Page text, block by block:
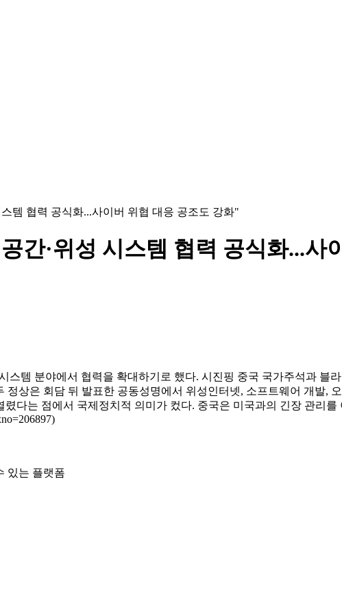
템 협력 공식화...사이버 위협 대응 공조도 강화"
간·위성 시스템 협력 공식화...
스템 분야에서 협력을 확대하기로 했다. 시진핑 중국 국가주석과 블
상은 회담 뒤 발표한 공동성명에서 위성인터넷, 소프트웨어 개발,
다는 점에서 국제정치적 의미가 컸다. 중국은 미국과의 긴장 관리
있는 플랫폼